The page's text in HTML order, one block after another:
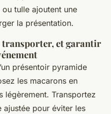
tulle ajoutent une
la présentation.
transporter, et garantir
présentoir pyramide
les macarons en
légèrement. Transportez
ajustée pour éviter les